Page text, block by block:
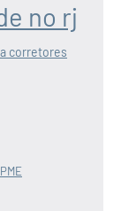
no rj
corretores